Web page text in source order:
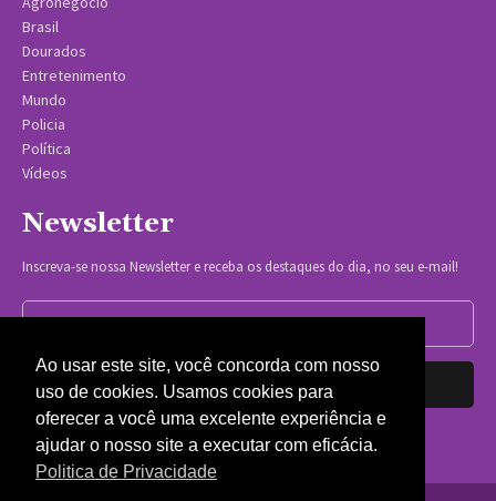
Brasil
Dourados
Entretenimento
Mundo
Policia
Política
Vídeos
Newsletter
Inscreva-se nossa Newsletter e receba os destaques do dia, no seu e-mail!
Inscrever-se
Nós respeitamos sua privacidade.
Ao usar este site, você concorda com nosso
uso de cookies. Usamos cookies para
oferecer a você uma excelente experiência e
ajudar o nosso site a executar com eficácia.
Politica de Privacidade